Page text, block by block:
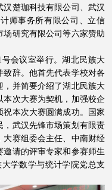
楚珈科技有限公司、武汉
师事务所有限公司、立信
场研究有限公司等六家赞助
号会议室举行。湖北民族大
辞。他首先代表学校对各
，并简要介绍了湖北民族大
本次大赛为契机，加强校企
本次大赛圆满成功。国家
，武汉先锋市场策划有限责
大赛组委会主任、中南财经
请的评审专家和参赛师生
学数学与统计学院党总支